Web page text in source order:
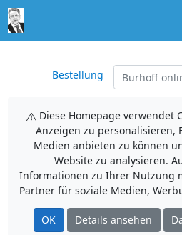
Bestellung
Diese Homepage verwendet
Anzeigen zu personalisieren,
Medien anbieten zu können
Website zu analysieren.
Informationen zu Ihrer Nutzung
Partner für soziale Medien,
OK Details ansehen